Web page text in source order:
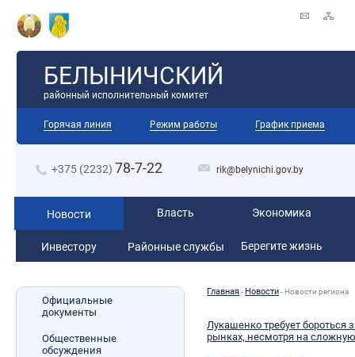
БЕЛЫНИЧСКИЙ
районный исполнительный комитет
Горячая линия Режим работы График приема
+375 (2232) 78-7-22 rik@belynichi.gov.by
Новости Власть Экономика
Инвестору Районные службы Берегите жизнь
Официальные
документы
Общественные
обсуждения
Главная- Новости- Новости региона
Лукашенко требует бороться
рынках, несмотря на